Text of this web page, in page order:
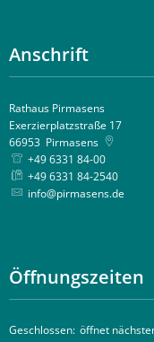
Anschrift
Rathaus Pirmasens
Exerzierplatzstraße 17
66953 Pirmasens
+49 6331 84-00
+49 6331 84-2540
info@pirmasens.de
Öffnungszeiten
Klicken, um weitere
Geschlossen: öffnet